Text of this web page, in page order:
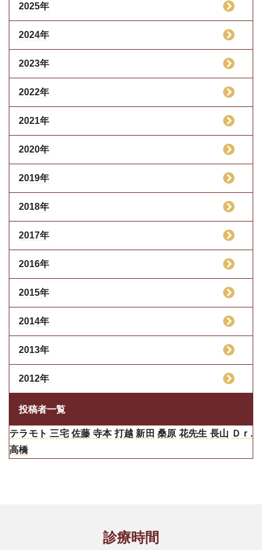
2025年
2024年
2023年
2022年
2021年
2020年
2019年
2018年
2017年
2016年
2015年
2014年
2013年
2012年
投稿者一覧
テラモト 三宅 佐藤 寺本 打越 新田 桑原 花先生 長山 Ｄｒ.
高橋
診療時間